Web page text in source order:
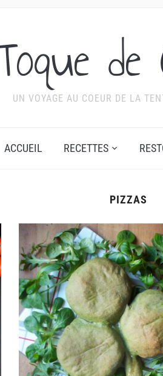
UN VOYAGE AU COEUR DE LA
ACCUEIL RECETTES
PIZZAS